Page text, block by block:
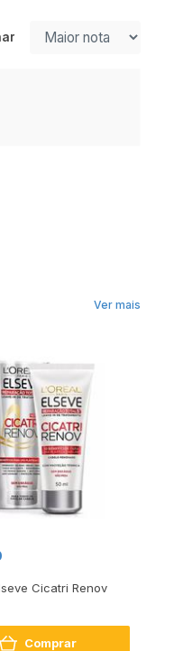
Ver mais
Cicatri Renov
Comprar